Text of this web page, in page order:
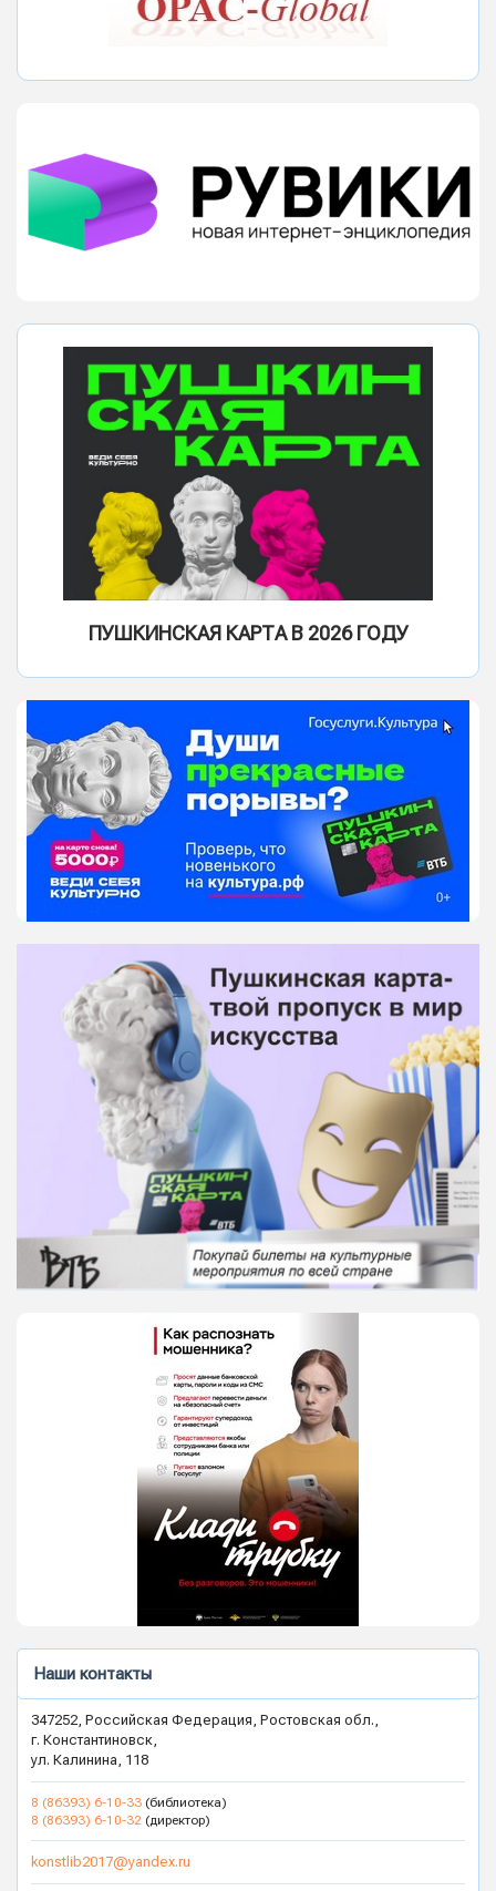
ПУШКИНСКАЯ КАРТА В 2026 ГОДУ
Наши контакты
347252, Российская Федерация, Ростовская обл.,
г. Константиновск,
ул. Калинина, 118
8 (86393) 6-10-33 (библиотека)
8 (86393) 6-10-32 (директор)
konstlib2017@yandex.ru